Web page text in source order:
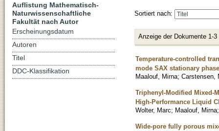
Sortiert nach:
Anzeige der Dokumente 1-3
Temperature-controlled
mode SAX stationary
Maalouf, Mirna; Carstensen,
Triphenyl-Modified Mixed-
High-Performance Liquid
Wolter, Marc; Maalouf, Mirna
Wide-pore fully porous
Auflistung Mathematisch-
Naturwissenschaftliche
Fakultät nach Autor
Erscheinungsdatum
Autoren
Titel
DDC-Klassifikation